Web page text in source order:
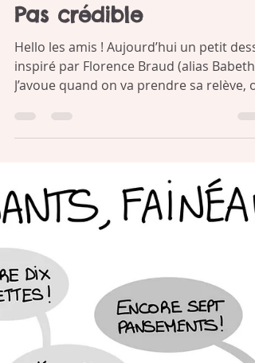
2 mars 2018
1 min de lecture
Pas crédible
Hello les amis ! Aujourd’hui un petit
inspiré par Florence Braud (alias Babeth)
peut...